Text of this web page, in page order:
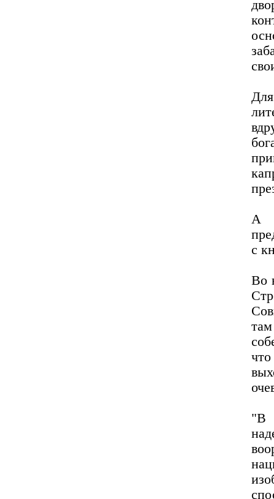
А
с
Во
"В